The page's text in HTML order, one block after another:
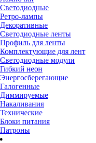
Светодиодные
Ретро-лампы
Декоративные
Светодиодные ленты
Профиль для ленты
Комплектующие для лент
Светодиодные модули
Гибкий неон
Энергосберегающие
Галогенные
Диммируемые
Накаливания
Технические
Блоки питания
Патроны